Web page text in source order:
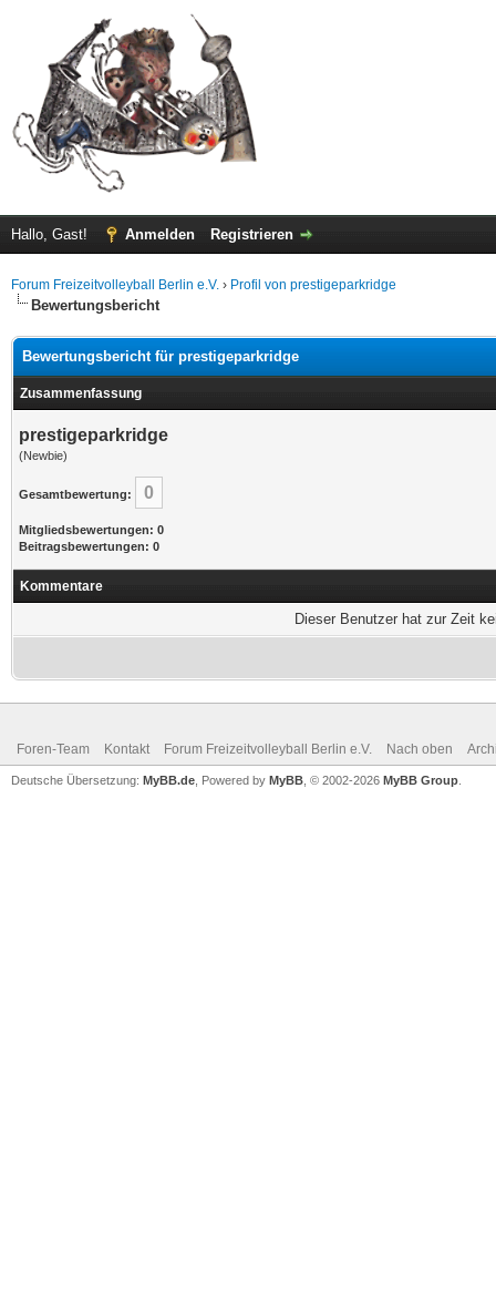
Hallo, Gast! Anmelden Registrieren
Forum Freizeitvolleyball Berlin e.V. › Profil von prestigeparkridge
Bewertungsbericht
Bewertungsbericht für prestigeparkridge
Zusammenfassung
prestigeparkridge
(Newbie)
Gesamtbewertung: 0
Mitgliedsbewertungen: 0
Beitragsbewertungen: 0
Kommentare
Dieser Benutzer hat zur Zeit
Foren-Team Kontakt Forum Freizeitvolleyball Berlin e.V. Nach oben
Deutsche Übersetzung: MyBB.de , Powered by MyBB , © 2002-2026 MyBB Group